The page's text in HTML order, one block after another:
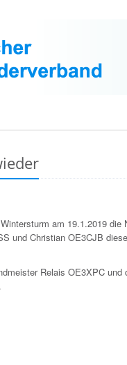
am 19.1.2019
und Christian OE3CJB
Relais OE3XPC